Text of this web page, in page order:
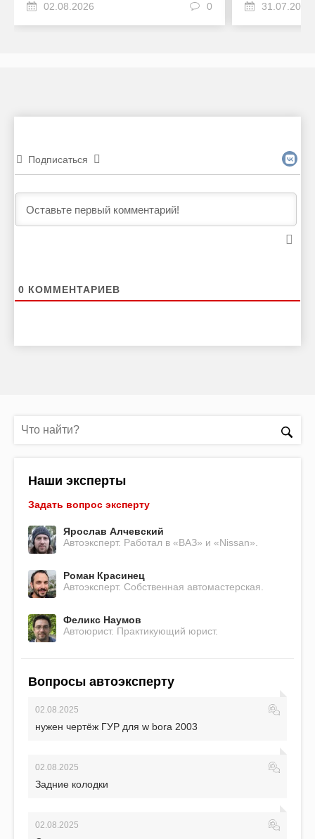
02.08.2026 0 31.07.2026
Подписаться
0 КОММЕНТАРИЕВ
Наши эксперты
Задать вопрос эксперту
Ярослав Алчевский
Автоэксперт. Работал в «ВАЗ» и «Nissan».
Роман Красинец
Автоэксперт. Собственная автомастерская.
Феликс Наумов
Автоюрист. Практикующий юрист.
Вопросы автоэксперту
02.08.2025
нужен чертёж ГУР для w bora 2003
02.08.2025
Задние колодки
02.08.2025